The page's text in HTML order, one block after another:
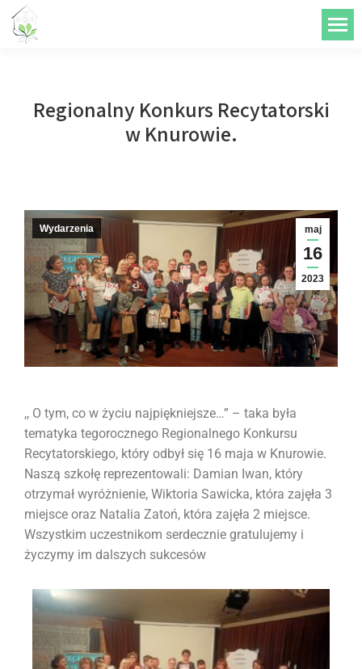
treści
Regionalny Konkurs Recytatorski
w Knurowie.
maj
16
2023
Wydarzenia
,, O tym, co w życiu najpiękniejsze…” – taka była
tematyka tegorocznego Regionalnego Konkursu
Recytatorskiego, który odbył się 16 maja w Knurowie.
Naszą szkołę reprezentowali: Damian Iwan, który
otrzymał wyróżnienie, Wiktoria Sawicka, która zajęła 3
miejsce oraz Natalia Zatoń, która zajęła 2 miejsce.
Wszystkim uczestnikom serdecznie gratulujemy i
życzymy im dalszych sukcesów